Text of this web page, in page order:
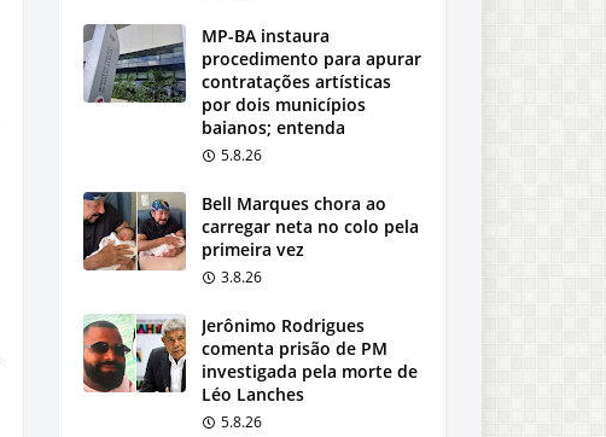
MP-BA instaura
procedimento para apurar
contratações artísticas
por dois municípios
baianos; entenda
5.8.26
Bell Marques chora ao
carregar neta no colo pela
primeira vez
3.8.26
Jerônimo Rodrigues
comenta prisão de PM
investigada pela morte de
Léo Lanches
5.8.26